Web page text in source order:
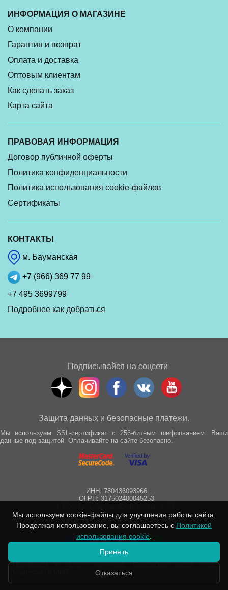
ИНФОРМАЦИЯ О МАГАЗИНЕ
О компании
Гарантия и возврат
Оплата и доставка
Оптовым клиентам
Как сделать заказ
Карта сайта
ПРАВОВАЯ ИНФОРМАЦИЯ
Договор публичной оферты
Политика конфиденциальности
Политика использования cookie-файлов
Сертификаты
КОНТАКТЫ
м. Бауманская
+7 (966) 369 77 99
+7 495 3699799
Подробнее как добраться
Подписывайся на соцсети
Защита данных и безопасные платежи.
Мы используем SSL-сертификат с 256-битным шифрованием. Ваши
данные под защитой. Оплачивайте на сайте безопасно.
ИНН: 780436093966
ОГРН: 317502400045253
Все права защищены © 2012 - 2025 wepro.ru
Принимаем к оплате наличные, банковские карты Visa,
Подробнее
Мы используем cookie-файлы для улучшения работы сайта.
Продолжая использование, вы соглашаетесь с Политикой
использования cookie
Принять
Отказаться